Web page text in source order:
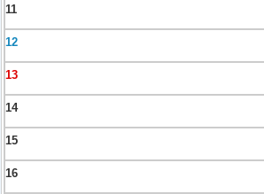
11
12
13
14
15
16